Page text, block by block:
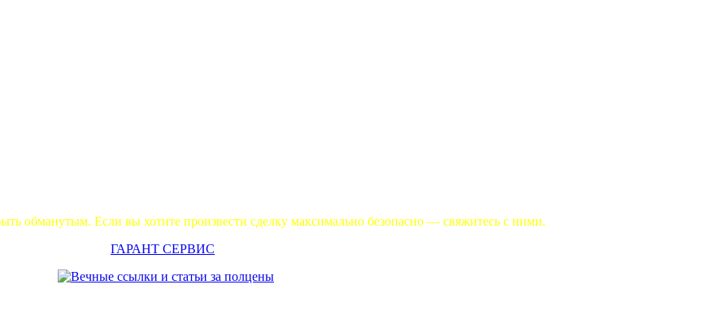
обманутым. Если вы хотите произвести сделку максимально безопасно — свяжитесь с ними.
ГАРАНТ СЕРВИС